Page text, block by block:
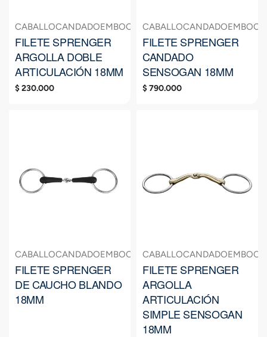
CABALLOCANDADOEMBOCADURASFILETE
FILETE SPRENGER
ARGOLLA DOBLE
ARTICULACIÓN 18MM
$230.000
CABALLOCANDADO
FILETE SPRENGER
CANDADO
SENSOGAN 18MM
$790.000
CABALLOCANDADOEMBOCADURASFILETE
FILETE SPRENGER
DE CAUCHO BLANDO
18MM
CABALLOCANDADO
FILETE SPRENGER
ARGOLLA
ARTICULACIÓN
SIMPLE SENSOGAN
18MM